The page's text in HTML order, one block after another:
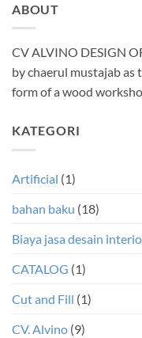
ABOUT
CV ALVINO DESIGN
by chaerul mustajab
form of a wood
KATEGORI
Artificial (1)
bahan baku (18)
Biaya jasa desain
CATALOG (1)
Cut and Fill (1)
CV. Alvino (9)